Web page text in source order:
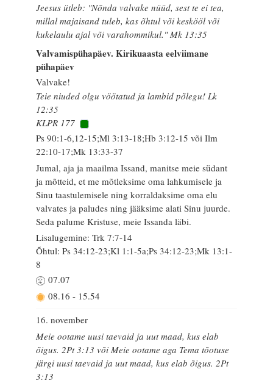
Jeesus ütleb: "Nõnda valvake nüüd, sest te ei tea,
millal majaisand tuleb, kas õhtul või keskööl või
kukelaulu ajal või varahommikul." Mk 13:35
Valvamispühapäev. Kirikuaasta eelviimane
pühapäev
Valvake!
Teie niuded olgu vöötatud ja lambid põlegu! Lk
12:35
KLPR 177
Ps 90:1-6,12-15;Ml 3:13-18;Hb 3:12-15 või Ilm
22:10-17;Mk 13:33-37
Jumal, aja ja maailma Issand, manitse meie südant
ja mõtteid, et me mõtleksime oma lahkumisele ja
Sinu taastulemisele ning korraldaksime oma elu
valvates ja paludes ning jääksime alati Sinu juurde.
Seda palume Kristuse, meie Issanda läbi.
Lisalugemine: Trk 7:7-14
Õhtul: Ps 34:12-23;Kl 1:1-5a;Ps 34:12-23;Mk 13:1-
8
07.07
08.16 - 15.54
16. november
Meie ootame uusi taevaid ja uut maad, kus elab
õigus. 2Pt 3:13 või Meie ootame aga Tema tõotuse
järgi uusi taevaid ja uut maad, kus elab õigus. 2Pt
3:13